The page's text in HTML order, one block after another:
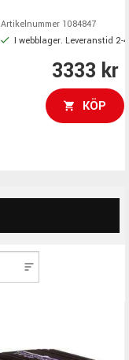
Artikelnummer 1084847
I webblager. Leveranstid 2-
3333 kr
KÖP